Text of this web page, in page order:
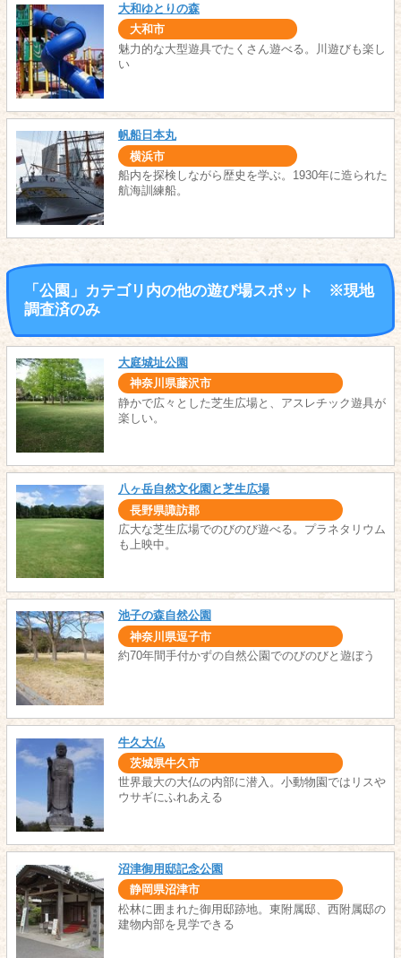
大和ゆとりの森
大和市
魅力的な大型遊具でたくさん遊べる。川遊びも楽し
い
帆船日本丸
横浜市
船内を探検しながら歴史を学ぶ。1930年に造られた
航海訓練船。
「公園」カテゴリ内の他の遊び場スポット ※現地
調査済のみ
大庭城址公園
神奈川県藤沢市
静かで広々とした芝生広場と、アスレチック遊具が
楽しい。
八ヶ岳自然文化園と芝生広場
長野県諏訪郡
広大な芝生広場でのびのび遊べる。プラネタリウム
も上映中。
池子の森自然公園
神奈川県逗子市
約70年間手付かずの自然公園でのびのびと遊ぼう
牛久大仏
茨城県牛久市
世界最大の大仏の内部に潜入。小動物園ではリスや
ウサギにふれあえる
沼津御用邸記念公園
静岡県沼津市
松林に囲まれた御用邸跡地。東附属邸、西附属邸の
建物内部を見学できる